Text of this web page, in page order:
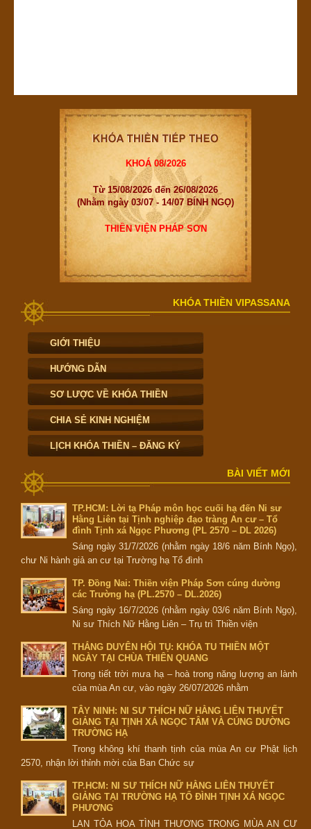
KHOÁ 08/2026
Từ 15/08/2026 đến 26/08/2026
(Nhằm ngày 03/07 - 14/07 BÍNH NGỌ)
THIỀN VIỆN PHÁP SƠN
KHÓA THIỀN VIPASSANA
GIỚI THIỆU
HƯỚNG DẪN
SƠ LƯỢC VỀ KHÓA THIỀN
CHIA SẺ KINH NGHIỆM
LỊCH KHÓA THIỀN – ĐĂNG KÝ
BÀI VIẾT MỚI
TP.HCM: Lời tạ Pháp môn học cuối hạ đến Ni sư
Hằng Liên tại Tịnh nghiệp đạo tràng An cư – Tổ
đình Tịnh xá Ngọc Phương (PL 2570 – DL 2026)
Sáng ngày 31/7/2026 (nhằm ngày 18/6 năm Bính Ngọ),
chư Ni hành giả an cư tại Trường hạ Tổ đình
TP. Đồng Nai: Thiền viện Pháp Sơn cúng dường
các Trường hạ (PL.2570 – DL.2026)
Sáng ngày 16/7/2026 (nhằm ngày 03/6 năm Bính Ngọ),
Ni sư Thích Nữ Hằng Liên – Trụ trì Thiền viện
THẮNG DUYÊN HỘI TỤ: KHÓA TU THIỀN MỘT
NGÀY TẠI CHÙA THIÊN QUANG
Trong tiết trời mưa hạ – hoà trong năng lượng an lành
của mùa An cư, vào ngày 26/07/2026 nhằm
TÂY NINH: NI SƯ THÍCH NỮ HẰNG LIÊN THUYẾT
GIẢNG TẠI TỊNH XÁ NGỌC TÂM VÀ CÚNG DƯỜNG
TRƯỜNG HẠ
Trong không khí thanh tịnh của mùa An cư Phật lịch
2570, nhận lời thỉnh mời của Ban Chức sự
TP.HCM: NI SƯ THÍCH NỮ HẰNG LIÊN THUYẾT
GIẢNG TẠI TRƯỜNG HẠ TỔ ĐÌNH TỊNH XÁ NGỌC
PHƯƠNG
LAN TỎA HOA TÌNH THƯƠNG TRONG MÙA AN CƯ